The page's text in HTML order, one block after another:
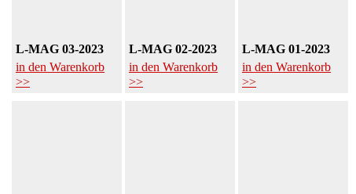
L-MAG 03-2023
in den Warenkorb
>>
L-MAG 02-2023
in den Warenkorb
>>
L-MAG 01-2023
in den Warenkorb
>>